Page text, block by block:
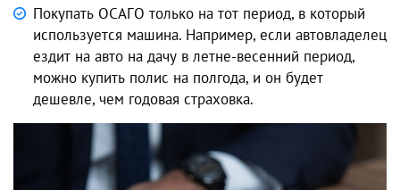
Покупать ОСАГО только на тот период, в который
используется машина. Например, если автовладелец
ездит на авто на дачу в летне-весенний период,
можно купить полис на полгода, и он будет
дешевле, чем годовая страховка.